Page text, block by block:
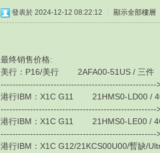
發表於 2024-12-12 08:22:12 顯示全部樓層
最终销售价格:
美行： P16/美行 2AFA00-51US / 三
-----------------------------------------------------
港行IBM：X1C G11 21HMS0-LD00 /
-----------------------------------------------------
港行IBM：X1C G11 21HMS0-LE00 /
-----------------------------------------------------
港行IBM：X1C G12/21KCS00U00/暫缺/